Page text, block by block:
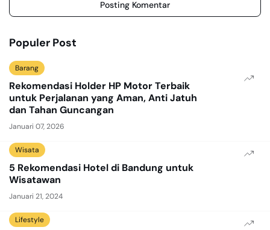
Posting Komentar
Populer Post
Barang
Rekomendasi Holder HP Motor Terbaik
untuk Perjalanan yang Aman, Anti Jatuh
dan Tahan Guncangan
Januari 07, 2026
Wisata
5 Rekomendasi Hotel di Bandung untuk
Wisatawan
Januari 21, 2024
Lifestyle